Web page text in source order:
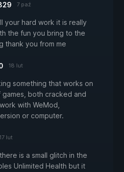
7 paź
your hard work it is really
the fun you bring to the
thank you from me
18 lut
something that works on
both cracked and
with WeMod,
or computer.
17 lut
is a small glitch in the
Unlimited Health but it